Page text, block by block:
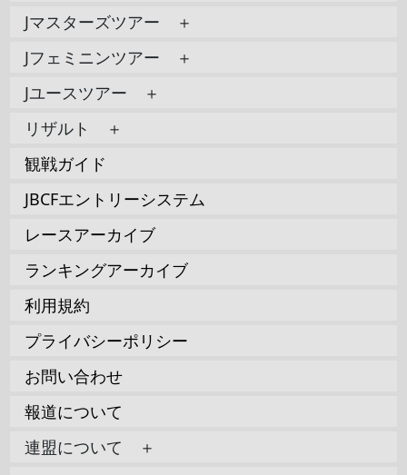
Jマスターズツアー ＋
Jフェミニンツアー ＋
Jユースツアー ＋
リザルト ＋
観戦ガイド
JBCFエントリーシステム
レースアーカイブ
ランキングアーカイブ
利用規約
プライバシーポリシー
お問い合わせ
報道について
連盟について ＋